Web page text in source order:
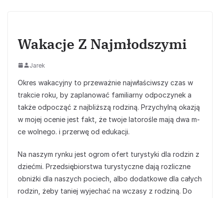
Wakacje Z Najmłodszymi
Jarek
Okres wakacyjny to przeważnie najwłaściwszy czas w
trakcie roku, by zaplanować familiarny odpoczynek a
także odpocząć z najbliższą rodziną. Przychylną okazją
w mojej ocenie jest fakt, że twoje latorośle mają dwa m-
ce wolnego. i przerwę od edukacji.
Na naszym rynku jest ogrom ofert turystyki dla rodzin z
dziećmi. Przedsiębiorstwa turystyczne dają rozliczne
obniżki dla naszych pociech, albo dodatkowe dla całych
rodzin, żeby taniej wyjechać na wczasy z rodziną. Do